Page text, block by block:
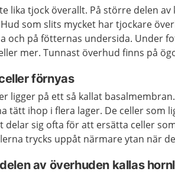
lika tjock överallt. På större delen av
som slits mycket har tjockare
och på fötternas undersida. Under
mer. Tunnast överhud finns på
förnyas
ligger på ett så kallat
tätt ihop i flera lager. De celler som
delar sig ofta för att ersätta celler
trycks uppåt närmare ytan när
av överhuden kallas